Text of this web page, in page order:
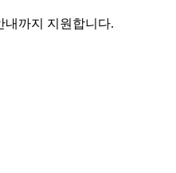
내까지 지원합니다.